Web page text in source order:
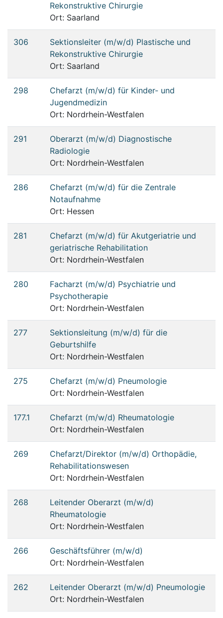
Rekonstruktive Chirurgie
Ort: Saarland
306
Sektionsleiter (m/w/d) Plastische und
Rekonstruktive Chirurgie
Ort: Saarland
298
Chefarzt (m/w/d) für Kinder- und
Jugendmedizin
Ort: Nordrhein-Westfalen
291
Oberarzt (m/w/d) Diagnostische
Radiologie
Ort: Nordrhein-Westfalen
286
Chefarzt (m/w/d) für die Zentrale
Notaufnahme
Ort: Hessen
281
Chefarzt (m/w/d) für Akutgeriatrie und
geriatrische Rehabilitation
Ort: Nordrhein-Westfalen
280
Facharzt (m/w/d) Psychiatrie und
Psychotherapie
Ort: Nordrhein-Westfalen
277
Sektionsleitung (m/w/d) für die
Geburtshilfe
Ort: Nordrhein-Westfalen
275
Chefarzt (m/w/d) Pneumologie
Ort: Nordrhein-Westfalen
177.1
Chefarzt (m/w/d) Rheumatologie
Ort: Nordrhein-Westfalen
269
Chefarzt/Direktor (m/w/d) Orthopädie,
Rehabilitationswesen
Ort: Nordrhein-Westfalen
268
Leitender Oberarzt (m/w/d)
Rheumatologie
Ort: Nordrhein-Westfalen
266
Geschäftsführer (m/w/d)
Ort: Nordrhein-Westfalen
262
Leitender Oberarzt (m/w/d) Pneumologie
Ort: Nordrhein-Westfalen